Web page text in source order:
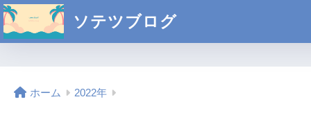
ソテツブログ
ホーム 2022年